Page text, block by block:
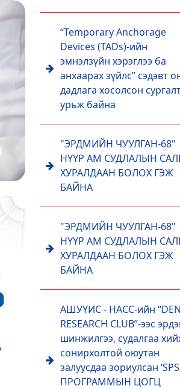
“Temporary Anchorage
Devices (TADs)-ийн
эмнэлзүйн хэрэглээ ба
анхаарах зүйлс” сэдэвт
дадлага хосолсон
урьж байна
"ЭРДМИЙН ЧУУЛГАН-68"
НҮҮР АМ СУДЛАЛЫН
ХУРАЛДААН БОЛОХ ГЭЖ
БАЙНА
"ЭРДМИЙН ЧУУЛГАН-68"
НҮҮР АМ СУДЛАЛЫН
ХУРАЛДААН БОЛОХ ГЭЖ
БАЙНА
АШУҮИС - НАСС-ийн
RESEARCH CLUB”-ээс
шинжилгээ, судалгаа
сонирхолтой оюутан
залуусдаа зориулсан
ПРОГРАММЫН ЦОГЦ